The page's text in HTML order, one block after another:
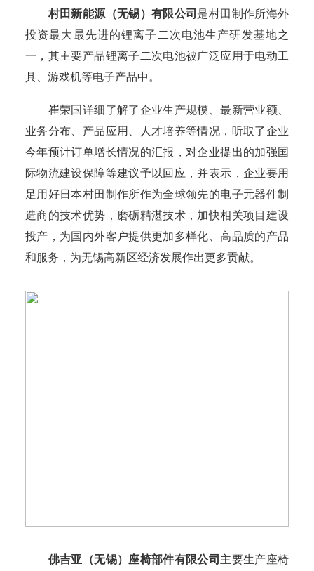
村田新能源（无锡）有限公司 是村田制作所海外
投资最大最先进的锂离子二次电池生产研发基地之
一，其主要产品锂离子二次电池被广泛应用于电动工
具、游戏机等电子产品中。
崔荣国详细了解了企业生产规模、最新营业额、
业务分布、产品应用、人才培养等情况，听取了企业
今年预计订单增长情况的汇报，对企业提出的加强国
际物流建设保障等建议予以回应，并表示，企业要用
足用好日本村田制作所作为全球领先的电子元器件制
造商的技术优势，磨砺精湛技术，加快相关项目建设
投产，为国内外客户提供更加多样化、高品质的产品
和服务，为无锡高新区经济发展作出更多贡献。
佛吉亚（无锡）座椅部件有限公司 主要生产座椅